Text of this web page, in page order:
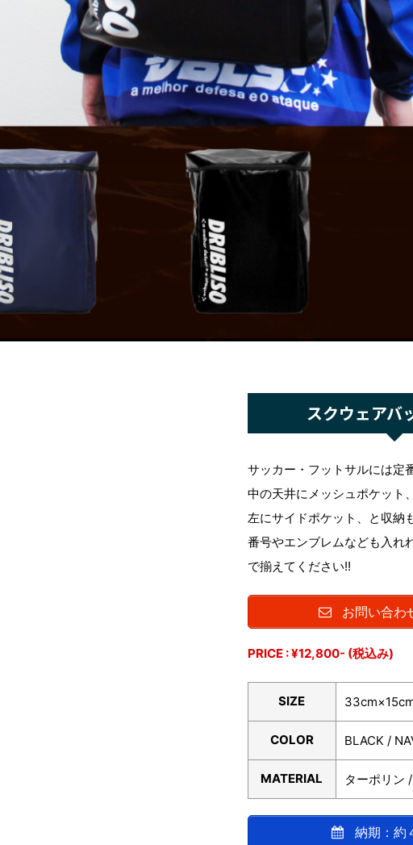
スクウェアバ
サッカー・フットサルには定
中の天井にメッシュポケット
左にサイドポケット、と収納
番号やエンブレムなども入れ
で揃えてください!!
お問い合わ
PRICE : ¥12,800- (税込み)
SIZE
COLOR BLACK /
MATERIAL ターポリン
納期：約